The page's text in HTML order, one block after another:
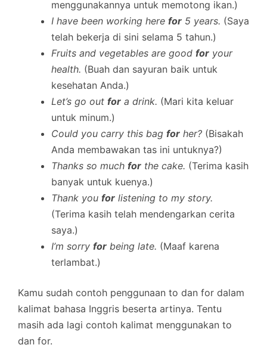
menggunakannya untuk memotong ikan.)
I have been working here for 5 years. (Saya
telah bekerja di sini selama 5 tahun.)
Fruits and vegetables are good for your
health. (Buah dan sayuran baik untuk
kesehatan Anda.)
Let’s go out for a drink. (Mari kita keluar
untuk minum.)
Could you carry this bag for her? (Bisakah
Anda membawakan tas ini untuknya?)
Thanks so much for the cake. (Terima kasih
banyak untuk kuenya.)
Thank you for listening to my story.
(Terima kasih telah mendengarkan cerita
saya.)
I’m sorry for being late. (Maaf karena
terlambat.)
Kamu sudah contoh penggunaan to dan for dalam
kalimat bahasa Inggris beserta artinya. Tentu
masih ada lagi contoh kalimat menggunakan to
dan for.